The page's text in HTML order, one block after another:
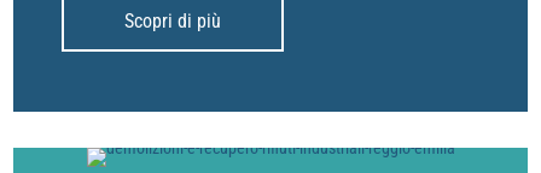
Scopri di più